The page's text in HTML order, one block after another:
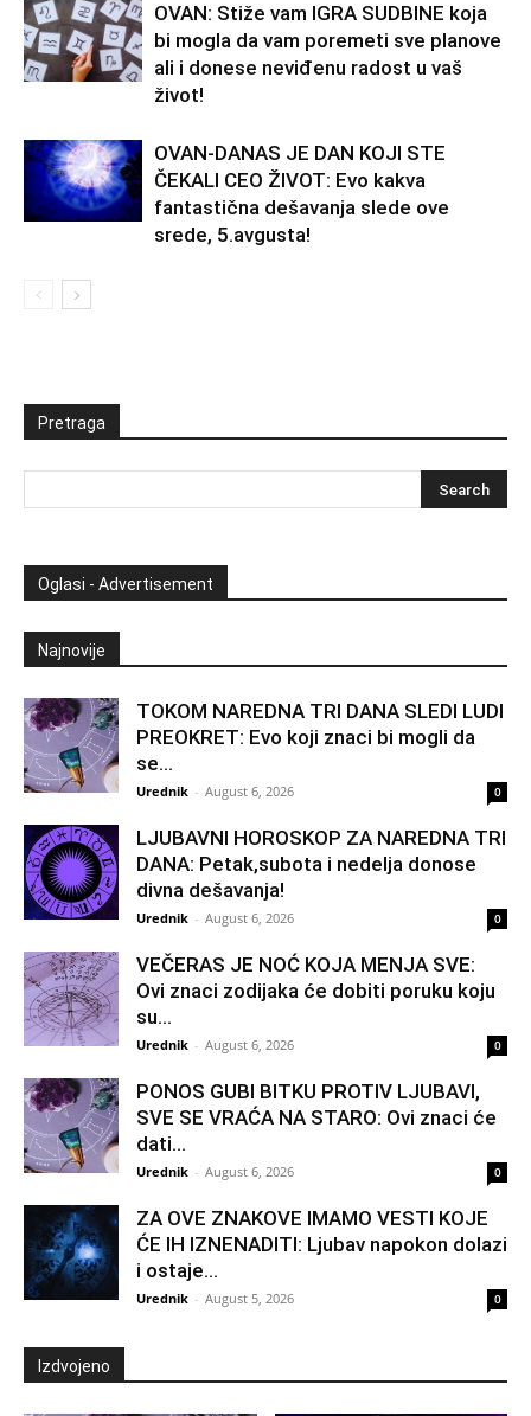
OVAN: Stiže vam IGRA SUDBINE koja
bi mogla da vam poremeti sve planove
ali i donese neviđenu radost u vaš
život!
OVAN-DANAS JE DAN KOJI STE
ČEKALI CEO ŽIVOT: Evo kakva
fantastična dešavanja slede ove
srede, 5.avgusta!
Pretraga
Oglasi - Advertisement
Najnovije
TOKOM NAREDNA TRI DANA SLEDI LUDI
PREOKRET: Evo koji znaci bi mogli da
se...
Urednik - August 6, 2026 0
LJUBAVNI HOROSKOP ZA NAREDNA TRI
DANA: Petak,subota i nedelja donose
divna dešavanja!
Urednik - August 6, 2026 0
VEČERAS JE NOĆ KOJA MENJA SVE:
Ovi znaci zodijaka će dobiti poruku koju
su...
Urednik - August 6, 2026 0
PONOS GUBI BITKU PROTIV LJUBAVI,
SVE SE VRAĆA NA STARO: Ovi znaci će
dati...
Urednik - August 6, 2026 0
ZA OVE ZNAKOVE IMAMO VESTI KOJE
ĆE IH IZNENADITI: Ljubav napokon dolazi
i ostaje...
Urednik - August 5, 2026 0
Izdvojeno